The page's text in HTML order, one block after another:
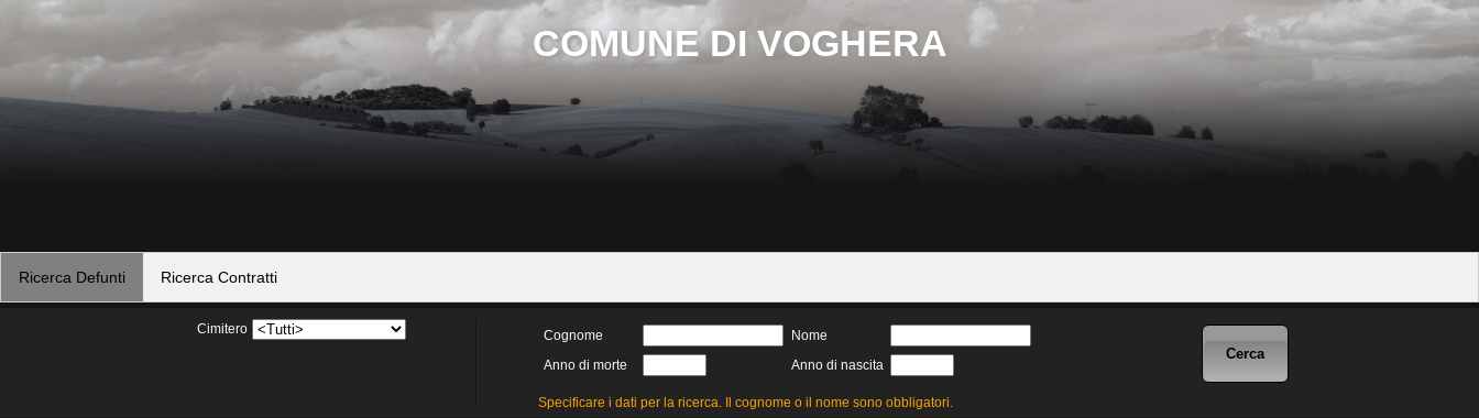
COMUNE DI VOGHERA
Cimitero Cognome
Nome
Anno di morte
Anno di nascita
Specificare i dati per la ricerca. Il cognome o il nome sono obbligatori.